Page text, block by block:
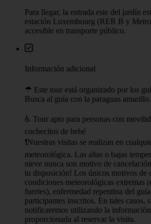
Para llegar, la entrada este del jardín
estación Luxembourg (RER B y
accesible en transporte público.
Información adicional
☂︎ Este tour está organizado por los
Busca al guía con la paraguas amarillo.
♿️ Tour apto para personas con
cochecitos de bebé
❗Nuestras visitas se realizan en
meteorológica. Las altas o bajas
nieve nunca son motivo de
tu disposición! Los únicos motivos de
condiciones meteorológicas extremas
fuertes), enfermedad repentina del
participantes inscritos. En tales casos,
notificaremos utilizando la
proporcionada al reservar la visita.